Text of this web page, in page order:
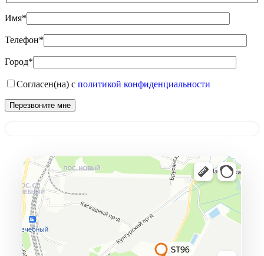
Имя*
Телефон*
Город*
Согласен(на) с политикой конфиденциальности